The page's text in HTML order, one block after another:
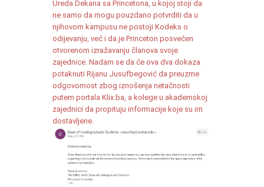
Ureda Dekana sa Princetona, u kojoj stoji da
ne samo da mogu pouzdano potvrditi da u
njihovom kampusu ne postoji Kodeks o
odijevanju, već i da je Princeton posvećen
otvorenom izražavanju članova svoje
zajednice. Nadam se da će ova dva dokaza
potaknuti Rijanu Jusufbegović da preuzme
odgovornost zbog iznošenja netačnosti
putem portala Klix.ba, a kolege u akademskoj
zajednici da propituju informacije koje su im
dostavljene.